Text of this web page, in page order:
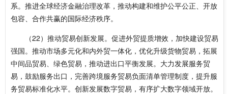
系。推进全球经济金融治理改革，推动构建和维护公平公正、开放
包容、合作共赢的国际经济秩序。
（22）推动贸易创新发展。促进外贸提质增效，加快建设贸易
强国。推动市场多元化和内外贸一体化，优化升级货物贸易，拓展
中间品贸易、绿色贸易，推动进出口平衡发展。大力发展服务贸
易，鼓励服务出口，完善跨境服务贸易负面清单管理制度，提升服
务贸易标准化水平。创新发展数字贸易，有序扩大数字领域开放。